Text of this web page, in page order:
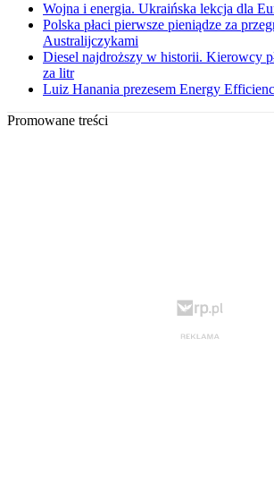
Wojna i energia. Ukraińska lekcja dla
Polska płaci pierwsze pieniądze za
Australijczykami
Diesel najdroższy w historii. Kierowcy
za litr
Luiz Hanania prezesem Energy
Promowane treści